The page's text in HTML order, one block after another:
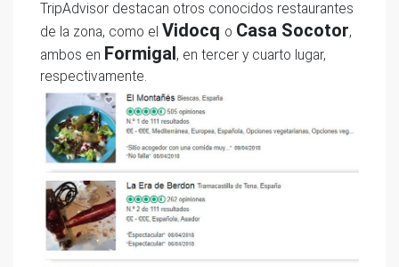
TripAdvisor destacan otros conocidos restaurantes
de la zona, como el Vidocq o Casa Socotor,
ambos en Formigal, en tercer y cuarto lugar,
respectivamente.